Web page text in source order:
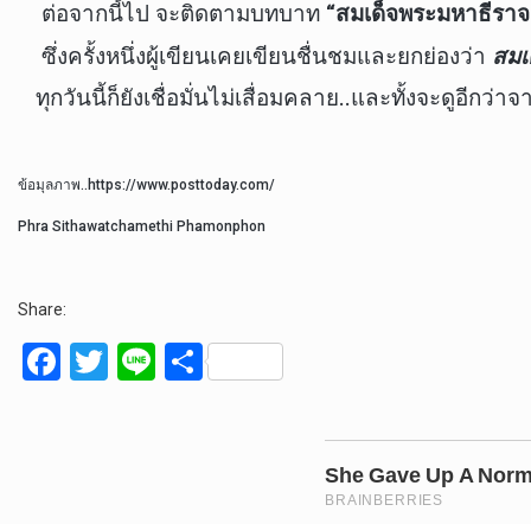
ต่อจากนี้ไป จะติดตามบทบาท “สมเด็จพระมหาธีรา
ซึ่งครั้งหนึ่งผู้เขียนเคยเขียนชื่นชมและยกย่องว่า สม
ทุกวันนี้ก็ยังเชื่อมั่นไม่เสื่อมคลาย..และทั้งจะดูอีกว่าจ
ข้อมุลภาพ..https://www.posttoday.com/
Phra Sithawatchamethi Phamonphon
Share:
F
T
Li S